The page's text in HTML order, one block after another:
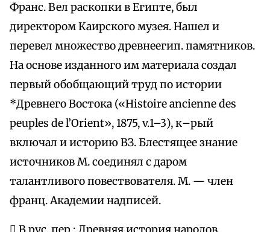
Франс. Вел раскопки в Египте, был
директором Каирского музея. Нашел и
перевел множество древнеегип. памятников.
На основе изданного им материала создал
первый обобщающий труд по истории
*Древнего Востока («Histoire ancienne des
peuples de l’Orient», 1875, v.1–3), к–рый
включал и историю ВЗ. Блестящее знание
источников М. соединял с даром
талантливого повествователя. М. — член
франц. Академии надписей.